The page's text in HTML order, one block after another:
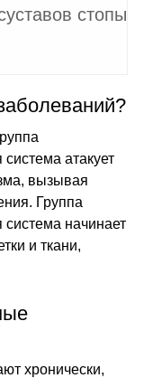
стопы
атакует
вызывая
Группа
начинает
и ткани,
хронически,